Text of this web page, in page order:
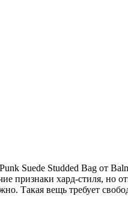
Suede Studded Bag от
признаки хард-стиля, но
Такая вещь требует